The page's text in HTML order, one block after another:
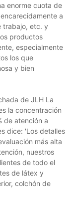
enorme cuota de
a
trabajo, etc. y
productos
especialmente
los que
y bien
de JLH La
la concentración
de atención a
dice: 'Los detalles
más alta
nuestros
de todo el
de látex y
colchón de